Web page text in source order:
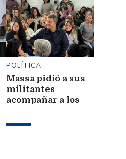
POLÍTICA
Massa pidió a sus
militantes
acompañar a los